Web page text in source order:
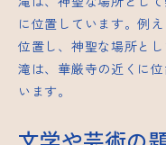
に位置しています。例
位置し、神聖な場所と
滝は、華厳寺の近くに
います。